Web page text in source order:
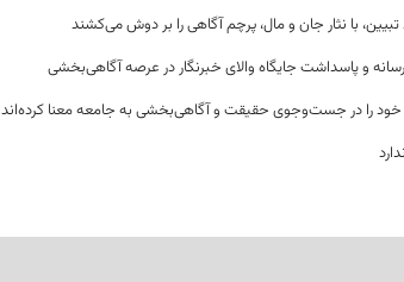
با نثار جان و مال، پرچم آگاهی را بر دوش می‌کشند
و پاسداشت جایگاه والای خبرنگار در عرصه آگاهی‌بخشی
را در جست‌وجوی حقیقت و آگاهی‌بخشی به جامعه معنا کرده‌اند